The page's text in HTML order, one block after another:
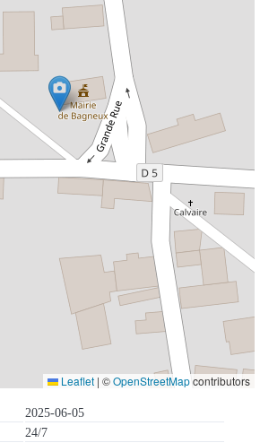
2025-06-05
24/7
Leaflet | ©OpenStreetMapcontributors